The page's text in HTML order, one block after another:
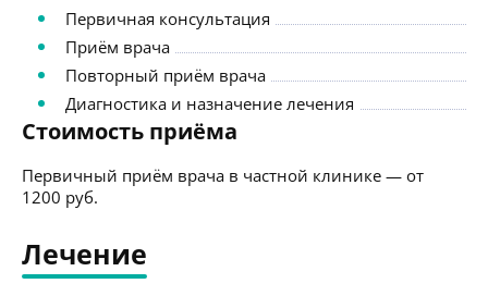
Первичная консультация
Приём врача
Повторный приём врача
Диагностика и назначение лечения
Стоимость приёма
Первичный приём врача в частной клинике — от
1200 руб.
Лечение